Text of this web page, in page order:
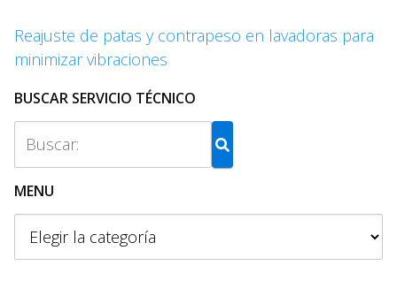
Reajuste de patas y contrapeso en lavadoras para
minimizar vibraciones
BUSCAR SERVICIO TÉCNICO
MENU